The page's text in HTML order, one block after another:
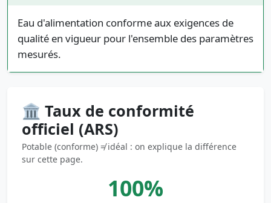
Eau d'alimentation conforme aux exigences de
qualité en vigueur pour l'ensemble des paramètres
mesurés.
🏛️ Taux de conformité
officiel (ARS)
Potable (conforme) ≠ idéal : on explique la différence
sur cette page.
100%